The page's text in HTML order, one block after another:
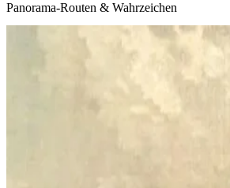
Panorama-Routen & Wahrzeichen